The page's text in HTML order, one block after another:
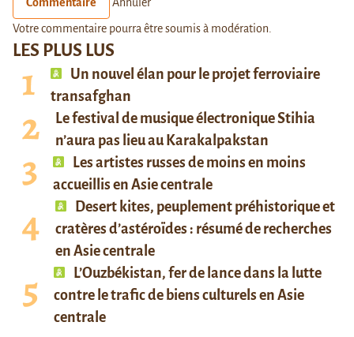
LES PLUS LUS
Un nouvel élan pour le projet ferroviaire
transafghan
Le festival de musique électronique Stihia
n’aura pas lieu au Karakalpakstan
Les artistes russes de moins en moins
accueillis en Asie centrale
Desert kites, peuplement préhistorique et
cratères d’astéroïdes : résumé de recherches
en Asie centrale
L’Ouzbékistan, fer de lance dans la lutte
contre le trafic de biens culturels en Asie
centrale
Votre commentaire pourra être soumis à modération.